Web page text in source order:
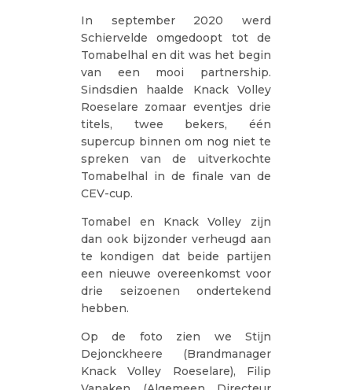
In september 2020 werd
Schiervelde omgedoopt tot de
Tomabelhal en dit was het begin
van een mooi partnership.
Sindsdien haalde Knack Volley
Roeselare zomaar eventjes drie
titels, twee bekers, één
supercup binnen om nog niet te
spreken van de uitverkochte
Tomabelhal in de finale van de
CEV-cup.
Tomabel en Knack Volley zijn
dan ook bijzonder verheugd aan
te kondigen dat beide partijen
een nieuwe overeenkomst voor
drie seizoenen ondertekend
hebben.
Op de foto zien we Stijn
Dejonckheere (Brandmanager
Knack Volley Roeselare), Filip